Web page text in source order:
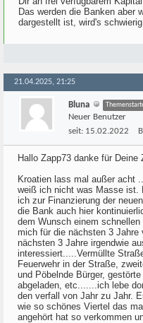
Das werden die Banken aber
dargestellt ist, wird's
21.04.2025, 21:25
Bluna
Neuer Benutzer
seit: 15.02.2022
Hallo Zapp73 danke für
Kroatien lass mal außer acht
weiß ich nicht was Masse ist.
ich zur Finanzierung der
die Bank auch hier
dem Wunsch einem
mich für die nächsten 3 Jahre
nächsten 3 Jahre irgendwie
interessiert.....Vermüllte
Feuerwehr in der Straße,
und Pöbelnde Bürger,
abgeladen, etc.......ich lebe
den verfall von Jahr zu Jahr.
wie so schönes Viertel das
angehört hat so verkommen